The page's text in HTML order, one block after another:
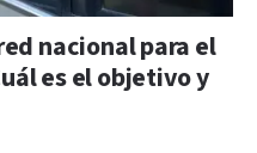
nacional para el
es el objetivo y